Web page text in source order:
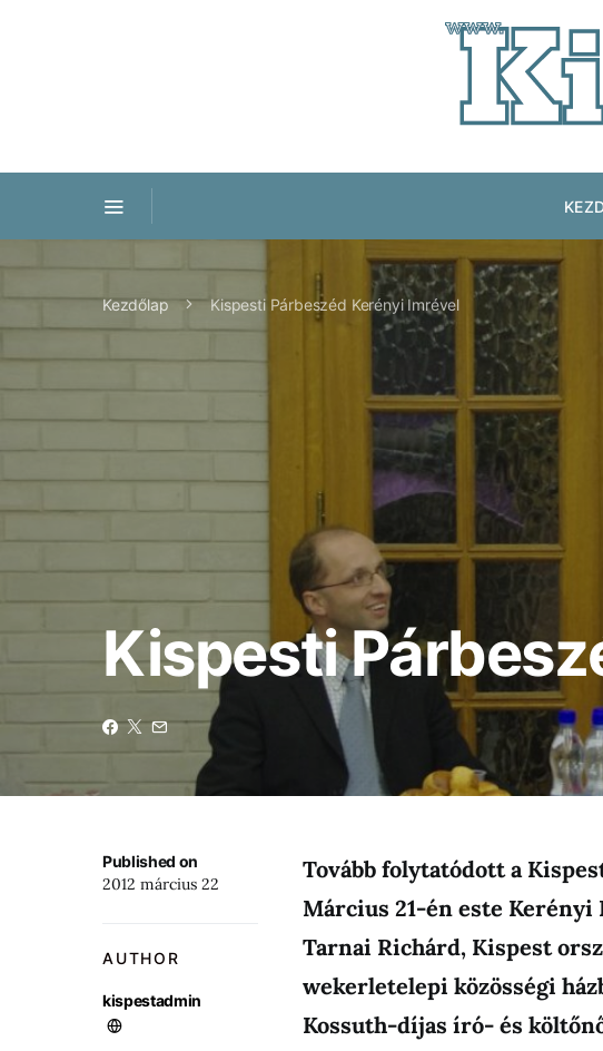
Kezdőlap Kispesti Párbeszéd Kerényi Imrével
Kispesti
Published on
2012 március 22
AUTHOR
kispestadmin
Tovább folytatódott a
Március 21-én este
Tarnai Richárd, Kispest
wekerletelepi közösségi
Kossuth-díjas író- és